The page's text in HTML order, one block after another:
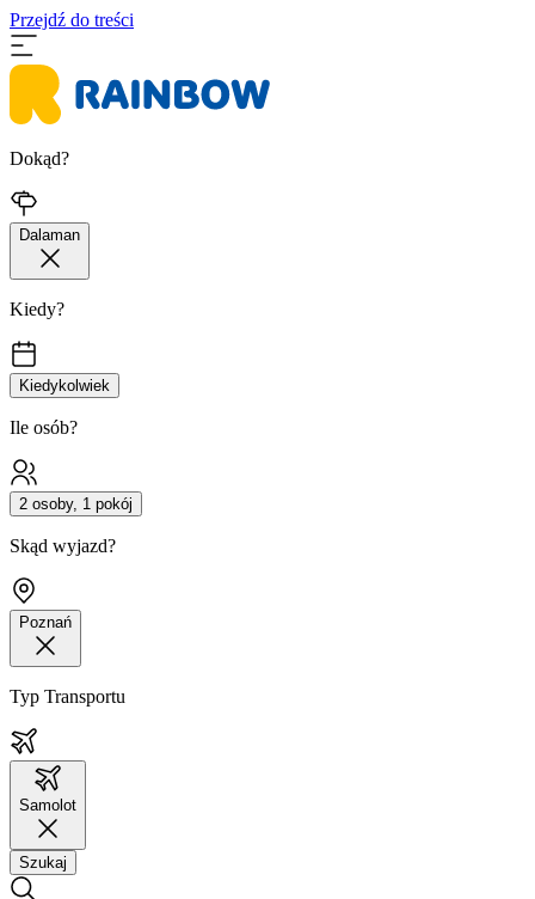
Przejdź do treści
Dokąd?
Dalaman
Kiedy?
Kiedykolwiek
Ile osób?
2 osoby, 1 pokój
Skąd wyjazd?
Poznań
Typ Transportu
Samolot
Szukaj